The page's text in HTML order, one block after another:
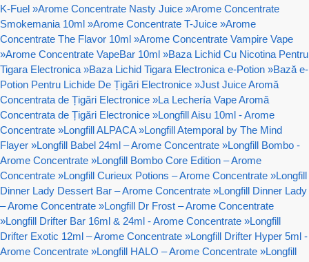
K-Fuel »Arome Concentrate Nasty Juice »Arome Concentrate
Smokemania 10ml »Arome Concentrate T-Juice »Arome
Concentrate The Flavor 10ml »Arome Concentrate Vampire Vape
»Arome Concentrate VapeBar 10ml »Baza Lichid Cu Nicotina Pentru
Tigara Electronica »Baza Lichid Tigara Electronica e-Potion »Bază e-
Potion Pentru Lichide De Țigări Electronice »Just Juice Aromă
Concentrata de Țigări Electronice »La Lechería Vape Aromă
Concentrata de Țigări Electronice »Longfill Aisu 10ml - Arome
Concentrate »Longfill ALPACA »Longfill Atemporal by The Mind
Flayer »Longfill Babel 24ml – Arome Concentrate »Longfill Bombo -
Arome Concentrate »Longfill Bombo Core Edition – Arome
Concentrate »Longfill Curieux Potions – Arome Concentrate »Longfill
Dinner Lady Dessert Bar – Arome Concentrate »Longfill Dinner Lady
– Arome Concentrate »Longfill Dr Frost – Arome Concentrate
»Longfill Drifter Bar 16ml & 24ml - Arome Concentrate »Longfill
Drifter Exotic 12ml – Arome Concentrate »Longfill Drifter Hyper 5ml -
Arome Concentrate »Longfill HALO – Arome Concentrate »Longfill